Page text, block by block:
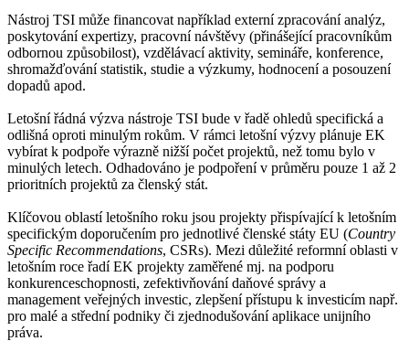
Nástroj TSI může financovat například externí zpracování analýz,
poskytování expertizy, pracovní návštěvy (přinášející pracovníkům
odbornou způsobilost), vzdělávací aktivity, semináře, konference,
shromažďování statistik, studie a výzkumy, hodnocení a posouzení
dopadů apod.
Letošní řádná výzva nástroje TSI bude v řadě ohledů specifická a
odlišná oproti minulým rokům. V rámci letošní výzvy plánuje EK
vybírat k podpoře výrazně nižší počet projektů, než tomu bylo v
minulých letech. Odhadováno je podpoření v průměru pouze 1 až 2
prioritních projektů za členský stát.
Klíčovou oblastí letošního roku jsou projekty přispívající k letošním
specifickým doporučením pro jednotlivé členské státy EU (Country
Specific Recommendations, CSRs). Mezi důležité reformní oblasti v
letošním roce řadí EK projekty zaměřené mj. na podporu
konkurenceschopnosti, zefektivňování daňové správy a
management veřejných investic, zlepšení přístupu k investicím např.
pro malé a střední podniky či zjednodušování aplikace unijního
práva.